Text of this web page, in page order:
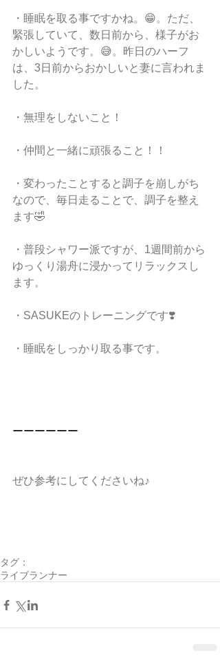
・睡眠を取る事ですかね。😁。ただ、
緊張していて、数日前から、様子がお
かしいようです。😅。昨日のハーフ
は、3日前からおかしいと妻に言われま
した。
・無理をしないこと！
・仲間と一緒に頑張ること！！
・変わったことすると調子を崩しがち
なので、毎日走ることで、調子を整え
ます🤣
・普段シャワー派ですが、1週間前から
ゆっくり湯舟に浸かってリラックスし
ます。
・SASUKEのトレーニングです❣️
・睡眠をしっかり取る事です。
ーーーーーー
ぜひ参考にしてくださいね♪
タグ：
ライブランナー